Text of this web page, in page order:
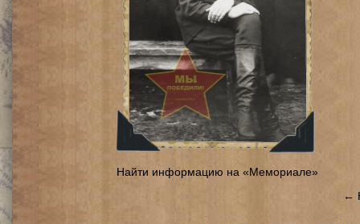
Найти информацию на «Мемориале»
←